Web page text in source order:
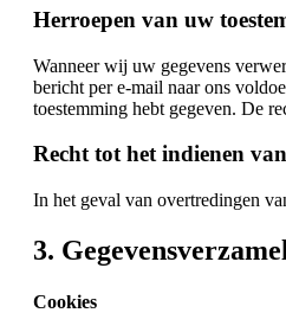
Herroepen van uw
Wanneer wij uw gegevens
bericht per e-mail naar ons
toestemming hebt gegeven. De
Recht tot het indienen
In het geval van overtredingen
3.
Cookies